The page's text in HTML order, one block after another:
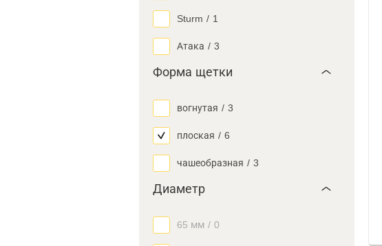
Sturm / 1
Атака / 3
Форма щетки
вогнутая / 3
плоская / 6
чашеобразная / 3
Диаметр
65 мм / 0